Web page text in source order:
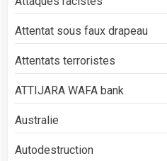
Attentat sous faux drapeau
Attentats terroristes
ATTIJARA WAFA bank
Australie
Autodestruction